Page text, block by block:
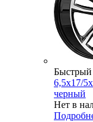
Быстрый
6,5x17/
черный
Нет в